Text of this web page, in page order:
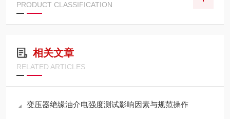
PRODUCT CLASSIFICATION
相关文章
RELATED ARTICLES
变压器绝缘油介电强度测试影响因素与规范操作